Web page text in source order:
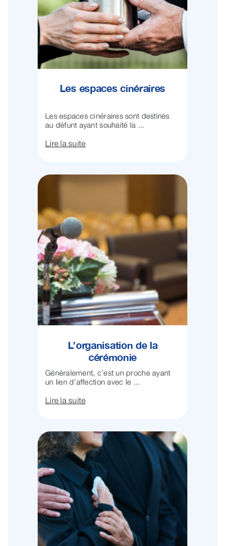
Les espaces cinéraires
Les espaces cinéraires sont destinés
au défunt ayant souhaité la ...
Lire la suite
L’organisation de la
cérémonie
Généralement, c’est un proche ayant
un lien d’affection avec le ...
Lire la suite